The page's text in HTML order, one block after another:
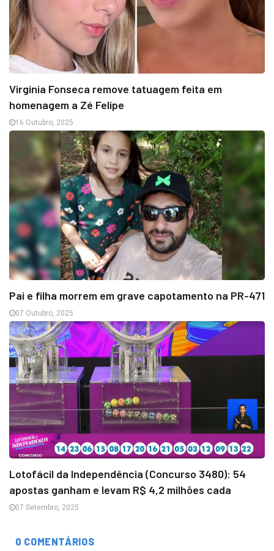
Virginia Fonseca remove tatuagem feita em
homenagem a Zé Felipe
16 Outubro, 2025
Pai e filha morrem em grave capotamento na PR-471
07 Outubro, 2025
Lotofácil da Independência (Concurso 3480): 54
apostas ganham e levam R$ 4,2 milhões cada
07 Setembro, 2025
0 COMENTÁRIOS